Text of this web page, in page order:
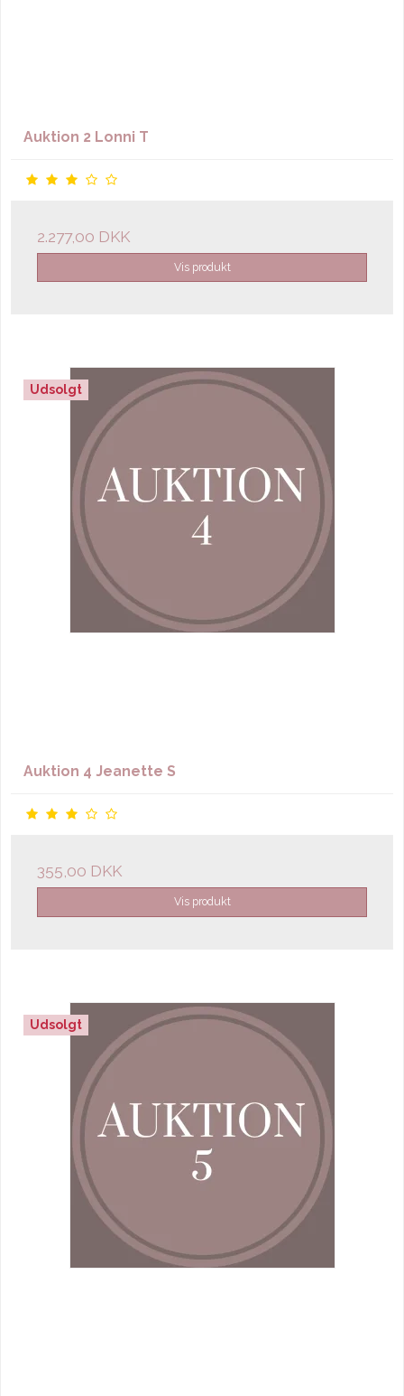
Auktion 2 Lonni T
2.277,00 DKK
Vis produkt
Udsolgt
Auktion 4 Jeanette S
355,00 DKK
Vis produkt
Udsolgt